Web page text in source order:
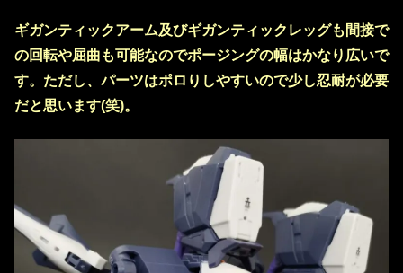
ギガンティックアーム及びギガンティックレッグも間接で
の回転や屈曲も可能なのでポージングの幅はかなり広いで
す。ただし、パーツはポロりしやすいので少し忍耐が必要
だと思います(笑)。